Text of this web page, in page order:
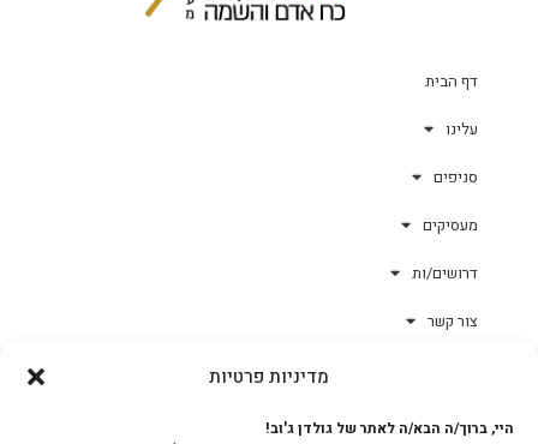
מדיניות פרטיות
היי, ברוך/ה הבא/ה לאתר של גולדן ג'וב!
דף הבית
עלינו
סניפים
מעסיקים
דרושים/ות
צור קשר